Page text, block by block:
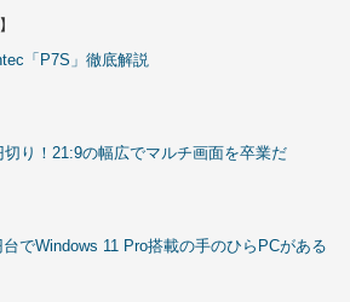
「P7S」徹底解説
り！21:9の幅広でマルチ画面を卒業だ
でWindows 11 Pro搭載の手のひらPCがある